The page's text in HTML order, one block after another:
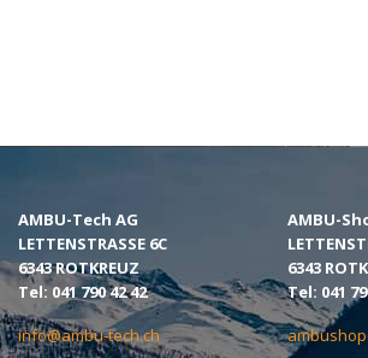
AMBU-Tech AG
LETTENSTRASSE 6C
6343 ROTKREUZ
Tel: 041 790 42 42
info@ambu-tech.ch
AMBU-
6343
Tel: 041